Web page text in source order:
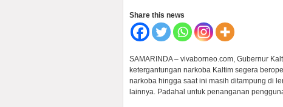
Share this news
SAMARINDA – vivaborneo.com, Gubernur
ketergantungan narkoba Kaltim segera
narkoba hingga saat ini masih ditampung di
lainnya. Padahal untuk penanganan